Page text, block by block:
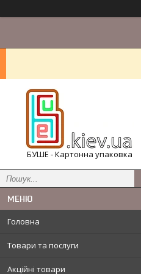
БУШЕ - Картонна упаковка
Головна
Товари та послуги
Акційні товари